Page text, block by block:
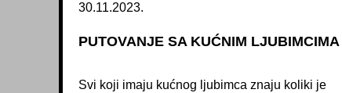
30.11.2023.
PUTOVANJE SA KUĆNIM LJUBIMCIMA
Svi koji imaju kućnog ljubimca znaju koliki je